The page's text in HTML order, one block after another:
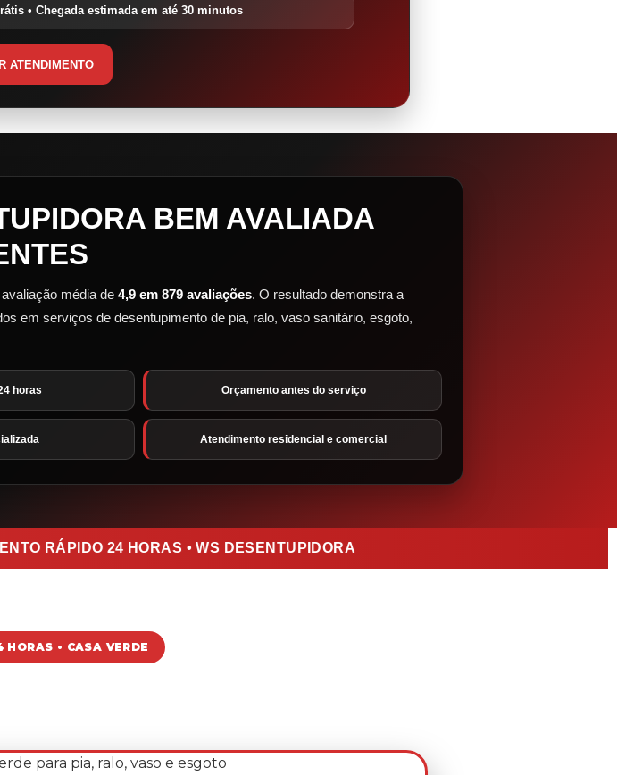
• Chegada estimada em até 30 minutos
ATENDIMENTO
BEM AVALIADA
média de4,9 em 879 avaliações. O resultado demonstra a
em serviços de desentupimento de pia, ralo, vaso sanitário, esgoto,
horas Orçamento antes do serviço
Atendimento residencial e comercial
RÁPIDO 24 HORAS • WS DESENTUPIDORA
• CASA VERDE